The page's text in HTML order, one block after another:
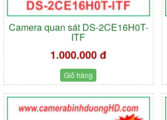
Camera quan sát DS-2CE16H0T-
ITF
1.000.000 đ
Giỏ hàng